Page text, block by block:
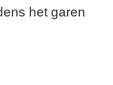
het garen